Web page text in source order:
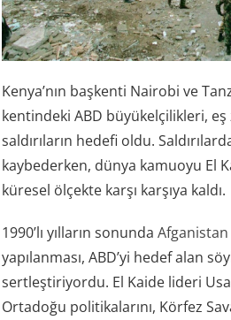
Kenya’nın başkenti Nairobi ve
kentindeki ABD büyükelçilikleri, eş
saldırıların hedefi oldu.
kaybederken, dünya kamuoyu El
küresel ölçekte karşı karşıya kaldı.
1990’lı yılların sonundaAfganistan
yapılanması, ABD’yi hedef alan
sertleştiriyordu. El Kaide lideri
Ortadoğu politikalarını, Körfez